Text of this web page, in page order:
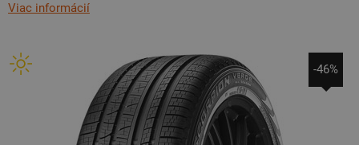
Viac informácií
-46%